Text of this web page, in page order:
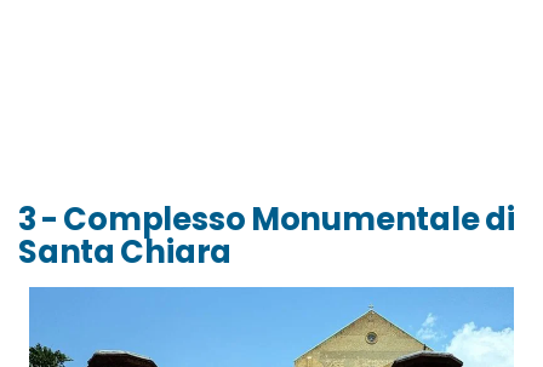
3 - Complesso Monumentale di
Santa Chiara